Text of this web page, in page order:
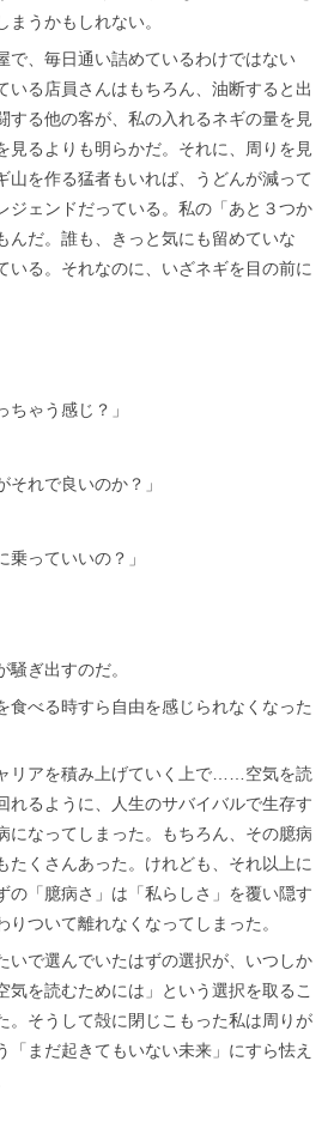
うかもしれない。
で、毎日通い詰めているわけではない
いる店員さんはもちろん、油断すると出
する他の客が、私の入れるネギの量を見
見るよりも明らかだ。それに、周りを見
山を作る猛者もいれば、うどんが減って
ジェンドだっている。私の「あと３つか
んだ。誰も、きっと気にも留めていな
いる。それなのに、いざネギを目の前に
ゃう感じ？」
それで良いのか？」
乗っていいの？」
騒ぎ出すのだ。
食べる時すら自由を感じられなくなった
リアを積み上げていく上で……空気を読
れるように、人生のサバイバルで生存す
になってしまった。もちろん、その臆病
たくさんあった。けれども、それ以上に
の「臆病さ」は「私らしさ」を覆い隠す
ついて離れなくなってしまった。
いで選んでいたはずの選択が、いつしか
気を読むためには」という選択を取るこ
。そうして殻に閉じこもった私は周りが
「まだ起きてもいない未来」にすら怯え